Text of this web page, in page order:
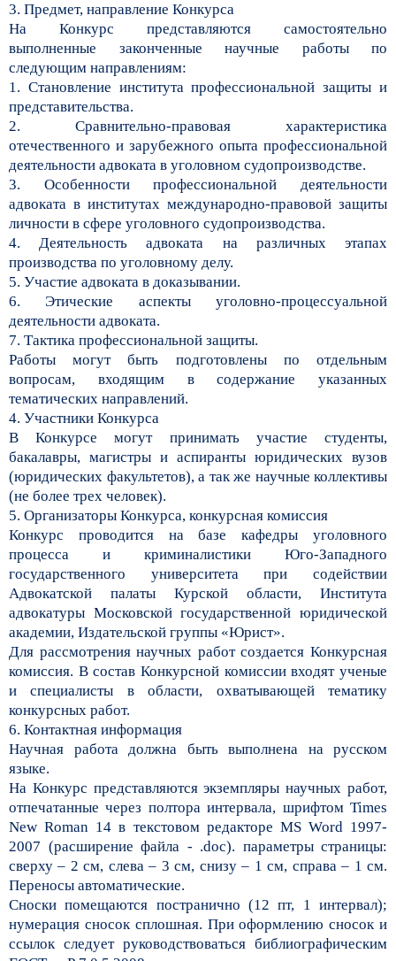
3. Предмет, направление Конкурса
На Конкурс представляются самостоятельно
выполненные законченные научные работы по
следующим направлениям:
1. Становление института профессиональной защиты и
представительства.
2. Сравнительно-правовая характеристика
отечественного и зарубежного опыта профессиональной
деятельности адвоката в уголовном судопроизводстве.
3. Особенности профессиональной деятельности
адвоката в институтах международно-правовой защиты
личности в сфере уголовного судопроизводства.
4. Деятельность адвоката на различных этапах
производства по уголовному делу.
5. Участие адвоката в доказывании.
6. Этические аспекты уголовно-процессуальной
деятельности адвоката.
7. Тактика профессиональной защиты.
Работы могут быть подготовлены по отдельным
вопросам, входящим в содержание указанных
тематических направлений.
4. Участники Конкурса
В Конкурсе могут принимать участие студенты,
бакалавры, магистры и аспиранты юридических вузов
(юридических факультетов), а так же научные коллективы
(не более трех человек).
5. Организаторы Конкурса, конкурсная комиссия
Конкурс проводится на базе кафедры уголовного
процесса и криминалистики Юго-Западного
государственного университета при содействии
Адвокатской палаты Курской области, Института
адвокатуры Московской государственной юридической
академии, Издательской группы «Юрист».
Для рассмотрения научных работ создается Конкурсная
комиссия. В состав Конкурсной комиссии входят ученые
и специалисты в области, охватывающей тематику
конкурсных работ.
6. Контактная информация
Научная работа должна быть выполнена на русском
языке.
На Конкурс представляются экземпляры научных работ,
отпечатанные через полтора интервала, шрифтом Times
New Roman 14 в текстовом редакторе MS Word 1997-
2007 (расширение файла - .doc). параметры страницы:
сверху – 2 см, слева – 3 см, снизу – 1 см, справа – 1 см.
Переносы автоматические.
Сноски помещаются постранично (12 пт, 1 интервал);
нумерация сносок сплошная. При оформлению сносок и
ссылок следует руководствоваться библиографическим